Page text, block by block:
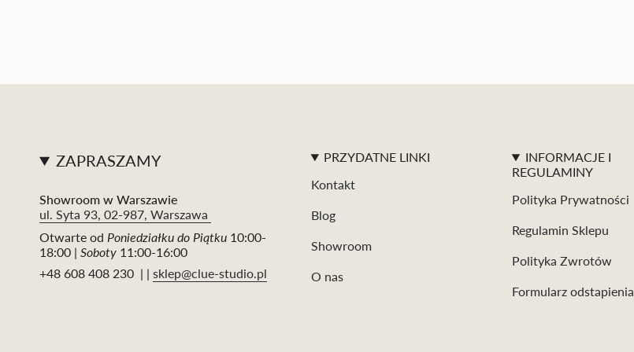
ZAPRASZAMY
Showroom w Warszawie
ul. Syta 93, 02-987, Warszawa
Otwarte od Poniedziałku do Piątku 10:00-
18:00 | Soboty 11:00-16:00
+48 608 408 230 | | sklep@clue-studio.pl
PRZYDATNE LINKI
Kontakt
Blog
Showroom
O nas
INFORMACJE I
REGULAMINY
Polityka Prywatności
Regulamin Sklepu
Polityka Zwrotów
Formularz odstapienia